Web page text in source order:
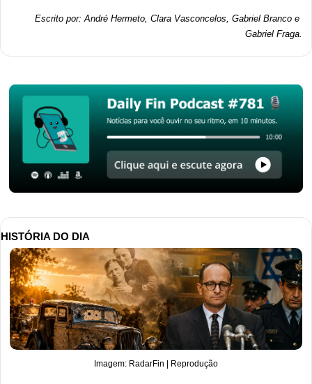
Escrito por: André Hermeto, Clara Vasconcelos, Gabriel Branco e
Gabriel Fraga.
HISTÓRIA DO DIA
Imagem: RadarFin | Reprodução